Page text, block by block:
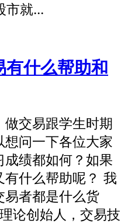
市就...
有什么帮助和
交易跟学生时期
问一下各位大家
绩都如何？如果
什么帮助呢？ 我
易者都是什么货
论创始人，交易技